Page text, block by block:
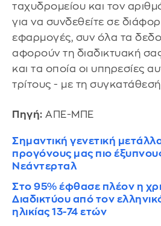
ταχυδρομείου και τον
για να συνδεθείτε σε
εφαρμογές, συν όλα τα
αφορούν τη διαδικτυακή
και τα οποία οι υπηρεσίες
τρίτους - με τη
Πηγή: ΑΠΕ-ΜΠΕ
Σημαντική γενετική
προγόνους μας πιο
Νεάντερταλ
Στο 95% έφθασε πλέον η
Διαδικτύου από τον
ηλικίας 13-74 ετών